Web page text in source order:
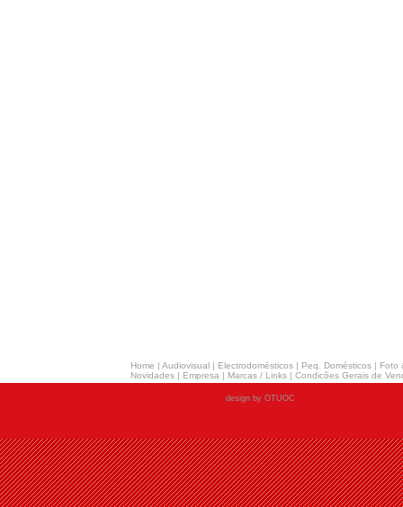
Home | Audiovisual | Electrodomésticos | Peq. Domésticos | Foto
Novidades | Empresa | Marcas / Links | Condicões Gerais de
design by OTUOC